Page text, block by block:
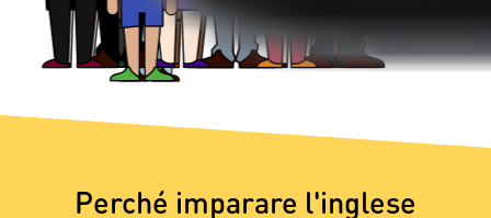
Perché imparare l'inglese